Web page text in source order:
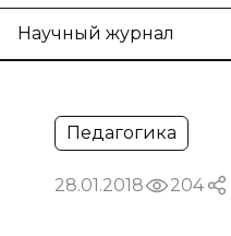
Научный журнал
Педагогика
28.01.2018 204